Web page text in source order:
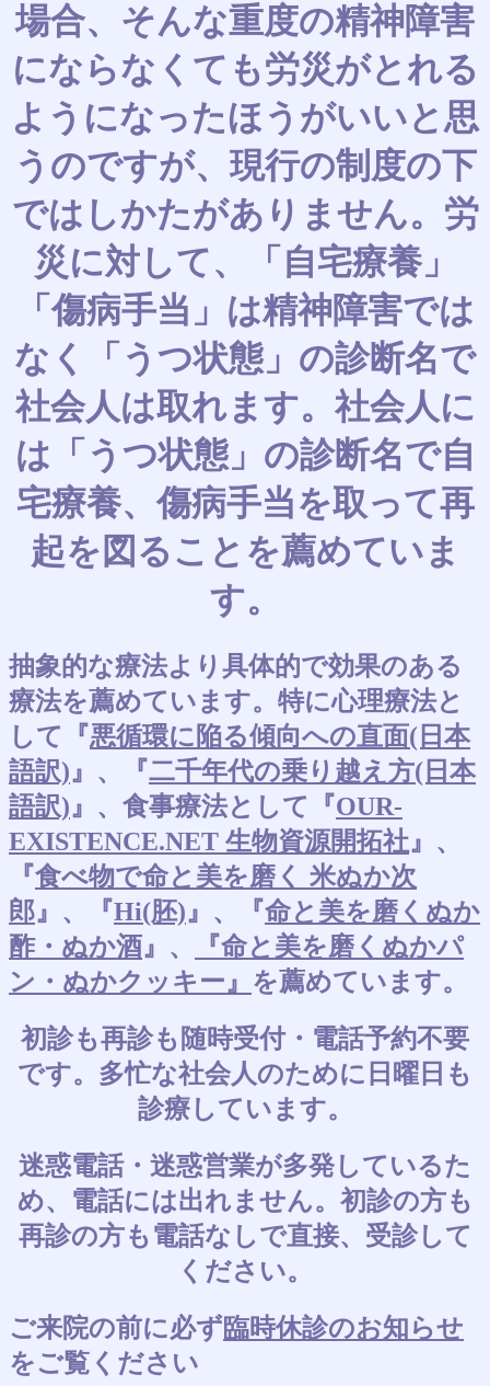
場合、そんな重度の精神障害
にならなくても労災がとれる
ようになったほうがいいと思
うのですが、現行の制度の下
ではしかたがありません。労
災に対して、「自宅療養」
「傷病手当」は精神障害では
なく「うつ状態」の診断名で
社会人は取れます。社会人に
は「うつ状態」の診断名で自
宅療養、傷病手当を取って再
起を図ることを薦めていま
す。
抽象的な療法より具体的で効果のある
療法を薦めています。特に心理療法と
して『悪循環に陥る傾向への直面(日本
語訳)』、『二千年代の乗り越え方(日本
語訳)』、食事療法として『OUR-
EXISTENCE.NET 生物資源開拓社』、
『食べ物で命と美を磨く 米ぬか次
郎』、『Hi(胚)』、『命と美を磨くぬか
酢・ぬか酒』、
『命と美を磨くぬかパ
ン・ぬかクッキー』 を薦めています。
初診も再診も随時受付・電話予約不要
です。多忙な社会人のために日曜日も
診療しています。
迷惑電話・迷惑営業が多発しているた
め、電話には出れません。初診の方も
再診の方も電話なしで直接、受診して
ください。
ご来院の前に必ず臨時休診のお知らせ
をご覧ください